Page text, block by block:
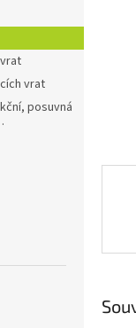
vrat
posuvná